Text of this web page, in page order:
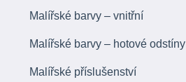
Malířské barvy – vnitřní
Malířské barvy – hotové odstíny
Malířské příslušenství